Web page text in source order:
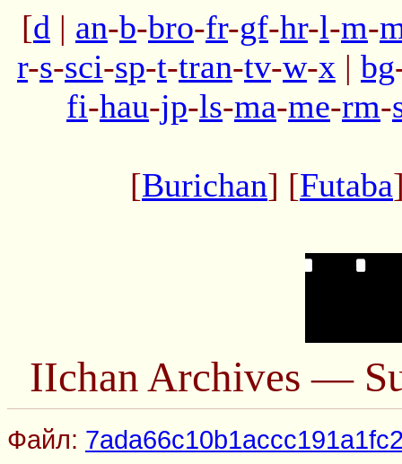
[d | an-b-bro-fr-gf-hr-l-m-
r-s-sci-sp-t-tran-tv-w-x | bg
fi-hau-jp-ls-ma-me-rm-
[Burichan] [Futaba
IIchan Archives —
Файл: